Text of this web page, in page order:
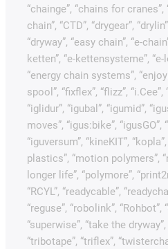
“chainge”, “chains for
chain”, “CTD”, “drygear”,
“dryway”, “easy chain”, “e-
ketten”, “e-kettensysteme”, “e-
“energy chain systems”,
spool”, “fixflex”, “flizz”, “i.Cee”,
“iglidur”, “igubal”, “igumid”,
moves”, “igus:bike”, “igusGO”,
“iguversum”, “kineKIT”,
plastics”, “motion polymers”,
longer life”, “polymore”,
“RCYL”, “readycable”,
“reguse”, “robolink”, “Rohbot”,
“superwise”, “take the
“tribotape”, “triflex”,